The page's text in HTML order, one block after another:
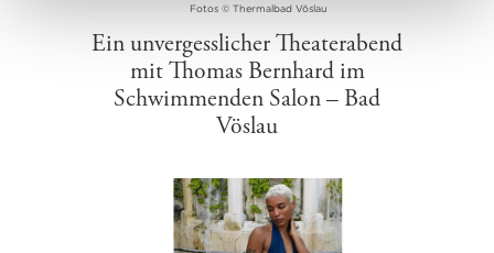
Fotos © Thermalbad Vöslau
Ein unvergesslicher Theaterabend
mit Thomas Bernhard im
Schwimmenden Salon – Bad
Vöslau